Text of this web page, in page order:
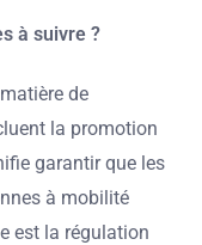
à suivre ?
de
la promotion
garantir que les
à mobilité
est la régulation